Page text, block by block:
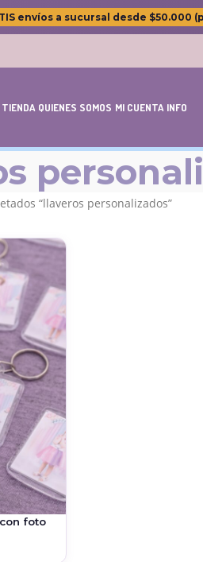
envíos a sucursal desde $50.000
TIENDA QUIENES SOMOS MI CUENTA INFO
“llaveros personalizados”
foto